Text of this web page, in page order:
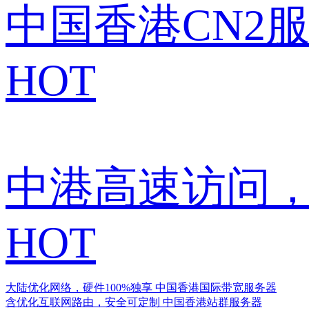
中国香港CN2
HOT
中港高速访问
HOT
大陆优化网络，硬件100%独享 中国香港国际带宽服务器
含优化互联网路由，安全可定制 中国香港站群服务器